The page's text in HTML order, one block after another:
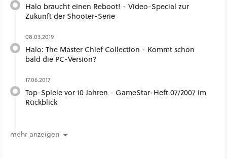
Halo braucht einen Reboot! - Video-Special zur
Zukunft der Shooter-Serie
08.03.2019
Halo: The Master Chief Collection - Kommt schon
bald die PC-Version?
17.06.2017
Top-Spiele vor 10 Jahren - GameStar-Heft 07/2007 im
Rückblick
mehr anzeigen